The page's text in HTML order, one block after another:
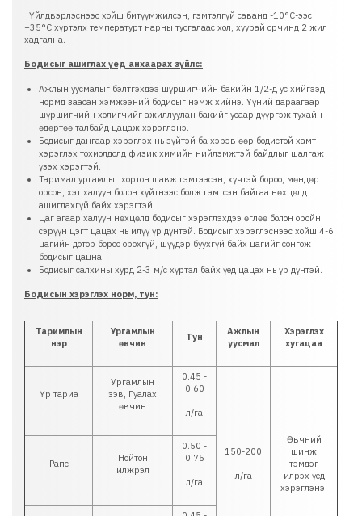
Үйлдвэрлэснээс хойш битүүмжилсэн, гэмтэлгүй саванд -10°C-ээс
+35°С хүртэлх температурт нарны тусгалаас хол, хуурай орчинд 2 жил
хадгална.
Бодисыг ашиглах үед анхаарах зүйлс:
Ажлын уусмалыг бэлтгэхдээ шүршигчийн бакийн 1/2-д ус хийгээд
нормд заасан хэмжээний бодисыг нэмж хийнэ. Үүний дараагаар
шүршигчийн холигчийг ажиллуулан бакийг усаар дүүргэж тухайн
өдөртөө талбайд цацаж хэрэглэнэ.
Бодисыг дангаар хэрэглэх нь зүйтэй ба хэрэв өөр бодистой хамт
хэрэглэх тохиолдолд физик химийн нийлэмжтэй байдлыг шалгаж
үзэх хэрэгтэй.
Таримал ургамлыг хортон шавж гэмтээсэн, хүчтэй бороо, мөндөр
орсон, хэт халуун болон хүйтнээс болж гэмтсэн байгаа нөхцөлд
ашиглахгүй байх хэрэгтэй.
Цаг агаар халуун нөхцөлд бодисыг хэрэглэхдээ өглөө болон оройн
сэрүүн цэгт цацах нь илүү үр дүнтэй. Бодисыг хэрэглэснээс хойш 4-6
цагийн дотор бороо орохгүй, шүүдэр буухгүй байх цагийг сонгож
бодисыг цацна.
Бодисыг салхины хурд 2-3 м/с хүртэл байх үед цацах нь үр дүнтэй.
Бодисын хэрэглэх норм, тун:
Таримлын
нэр
Ургамлын
өвчин
Тун
Ажлын
уусмал
Хэрэглэх
хугацаа
Үр тариа
Ургамлын
зэв, Гуалах
өвчин
0.45 -
0.60
л/га
150-200
л/га
Өвчний
шинж
тэмдэг
илрэх үед
хэрэглэнэ.
Рапс
Нойтон
илжрэл
0.50 -
0.75
л/га